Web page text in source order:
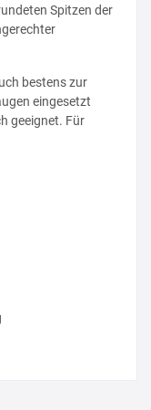
Spitzen der
bestens zur
eingesetzt
geeignet. Für